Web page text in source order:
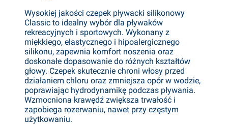
Wysokiej jakości czepek pływacki silikonowy
Classic to idealny wybór dla pływaków
rekreacyjnych i sportowych. Wykonany z
miękkiego, elastycznego i hipoalergicznego
silikonu, zapewnia komfort noszenia oraz
doskonałe dopasowanie do różnych kształtów
głowy. Czepek skutecznie chroni włosy przed
działaniem chloru oraz zmniejsza opór w wodzie,
poprawiając hydrodynamikę podczas pływania.
Wzmocniona krawędź zwiększa trwałość i
zapobiega rozerwaniu, nawet przy częstym
użytkowaniu.